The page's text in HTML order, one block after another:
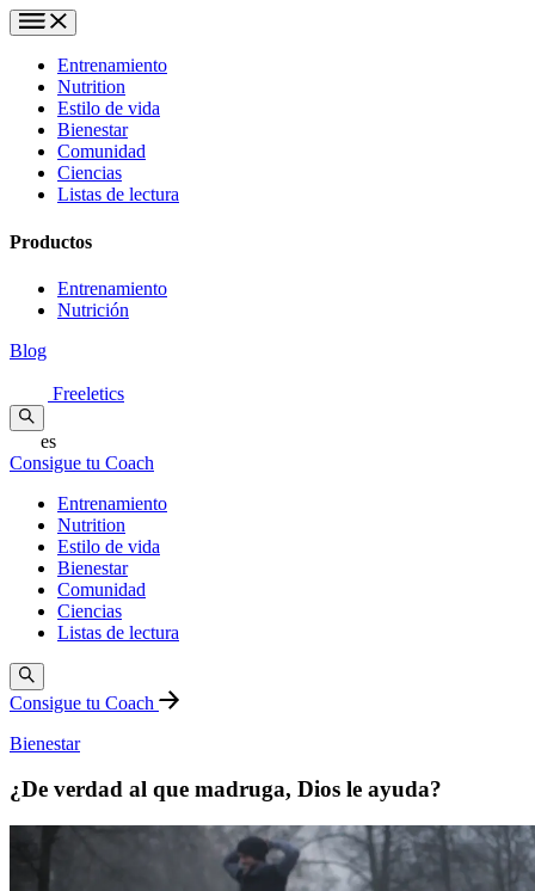
Entrenamiento
Nutrition
Estilo de vida
Bienestar
Comunidad
Ciencias
Listas de lectura
Productos
Entrenamiento
Nutrición
Blog
Freeletics
es
Consigue tu Coach
Entrenamiento
Nutrition
Estilo de vida
Bienestar
Comunidad
Ciencias
Listas de lectura
Consigue tu Coach
Bienestar
¿De verdad al que madruga, Dios le ayuda?